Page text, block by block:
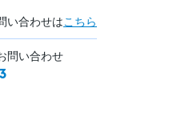
い合わせはこちら
問い合わせ